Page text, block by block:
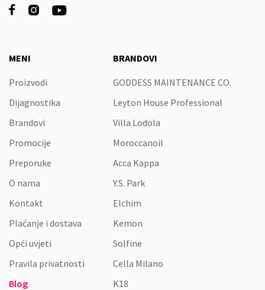
  
MENI
Proizvodi
Dijagnostika
Brandovi
Promocije
Preporuke
O nama
Kontakt
Plaćanje i dostava
Opći uvjeti
Pravila privatnosti
Blog
BRANDOVI
GODDESS MAINTENANCE CO.
Leyton House Professional
Villa Lodola
Moroccanoil
Acca Kappa
Y.S. Park
Elchim
Kemon
Solfine
Cella Milano
K18